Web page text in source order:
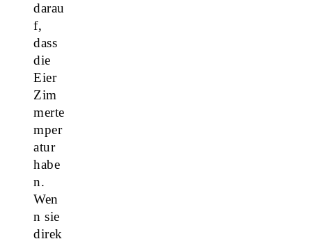
darau
f,
dass
die
Eier
Zim
merte
mper
atur
habe
n.
Wen
n sie
direk